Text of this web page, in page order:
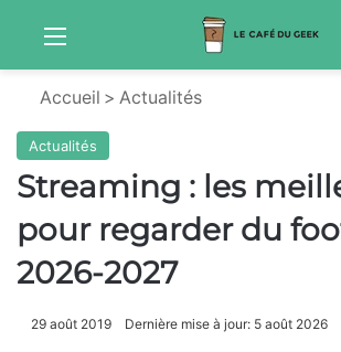
Menu
Accueil > Actualités
Actualités
Streaming : les
pour regarder du
2026-2027
29 août 2019 Dernière mise à jour: 5 août 2026